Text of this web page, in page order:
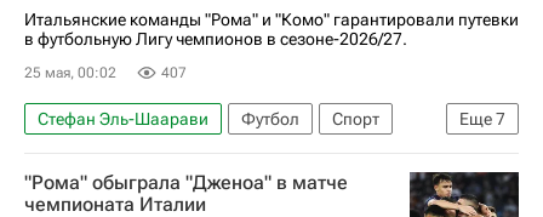
Итальянские команды "Рома" и "Комо" гарантировали путевки
в футбольную Лигу чемпионов в сезоне-2026/27.
25 мая, 00:02 407
Еще7
Стефан Эль-Шаарави Футбол
Спорт
Люка да Кунья
Федерико Бонаццоли
Комо
Рома
Верона
"Рома" обыграла "Дженоа" в матче
чемпионата Италии